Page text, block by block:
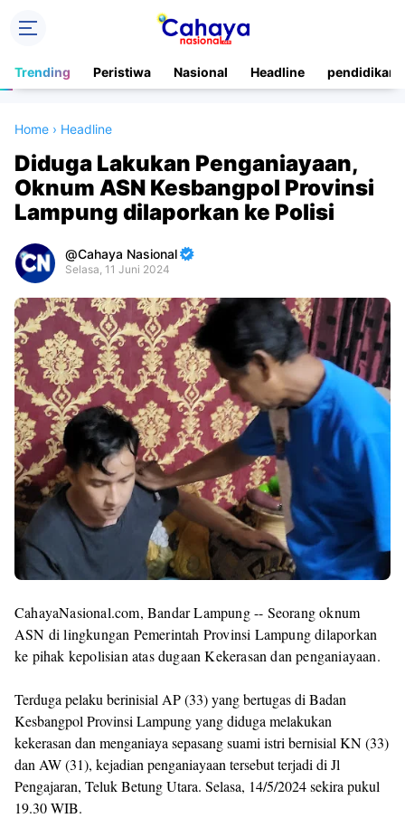
Trending Peristiwa Nasional Headline pendidikan
Home › Headline
Diduga Lakukan Penganiayaan,
Oknum ASN Kesbangpol Provinsi
Lampung dilaporkan ke Polisi
Cahaya Nasional
Selasa, 11 Juni 2024
Premium
By
Raushan
Design
With
Shroff
Templates
CahayaNasional.com, Bandar Lampung -- Seorang oknum
ASN di lingkungan Pemerintah Provinsi Lampung dilaporkan
ke pihak kepolisian atas dugaan Kekerasan dan penganiayaan.
Terduga pelaku berinisial AP (33) yang bertugas di Badan
Kesbangpol Provinsi Lampung yang diduga melakukan
kekerasan dan menganiaya sepasang suami istri bernisial KN (33)
dan AW (31), kejadian penganiayaan tersebut terjadi di Jl
Pengajaran, Teluk Betung Utara. Selasa, 14/5/2024 sekira pukul
19.30 WIB.